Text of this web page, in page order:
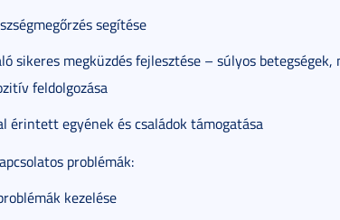
segítése
sikeres megküzdés fejlesztése – súlyos
feldolgozása
érintett egyének és családok támogatása
problémák:
kezelése